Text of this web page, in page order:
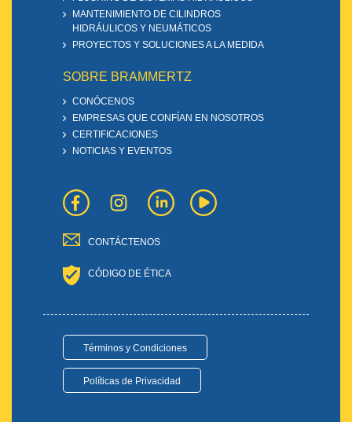
MANTENIMIENTO DE CILINDROS
HIDRÁULICOS Y NEUMÁTICOS
PROYECTOS Y SOLUCIONES A LA MEDIDA
SOBRE BRAMMERTZ
CONÓCENOS
EMPRESAS QUE CONFÍAN EN NOSOTROS
CERTIFICACIONES
NOTICIAS Y EVENTOS
CONTÁCTENOS
CÓDIGO DE ÉTICA
Términos y Condiciones
Políticas de Privacidad